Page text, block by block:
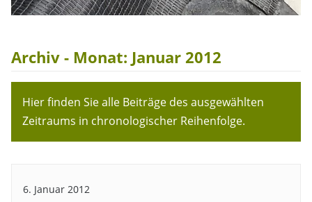
Archiv - Monat: Januar 2012
Hier finden Sie alle Beiträge des ausgewählten
Zeitraums in chronologischer Reihenfolge.
6. Januar 2012